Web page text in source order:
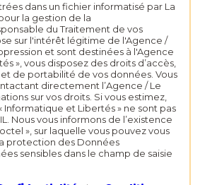
dans un fichier informatisé par La
la gestion de la
du Traitement de vos
sur l'intérêt légitime de l'Agence /
et sont destinées à l'Agence
», vous disposez des droits d’accès,
de portabilité de vos données. Vous
directement l’Agence / Le
sur vos droits. Si vous estimez,
et Libertés » ne sont pas
Nous vous informons de l’existence
», sur laquelle vous pouvez vous
protection des Données
sensibles dans le champ de saisie